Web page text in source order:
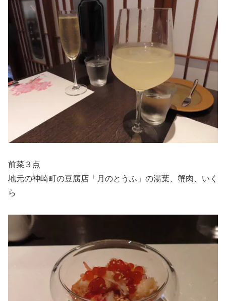
前菜３点
地元の神崎町の豆腐店「月のとうふ」の湯葉、蟹肉、いく
ら